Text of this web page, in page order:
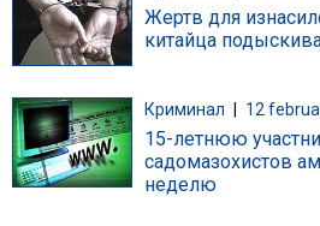
Жертв для
китайца
Криминал | 12
15-летнюю
садомазохистов
неделю